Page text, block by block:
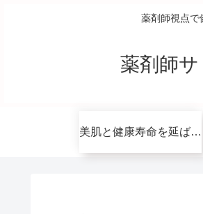
薬剤師視点で
薬剤師
美肌と健康寿命を延ばすコツ無料講座